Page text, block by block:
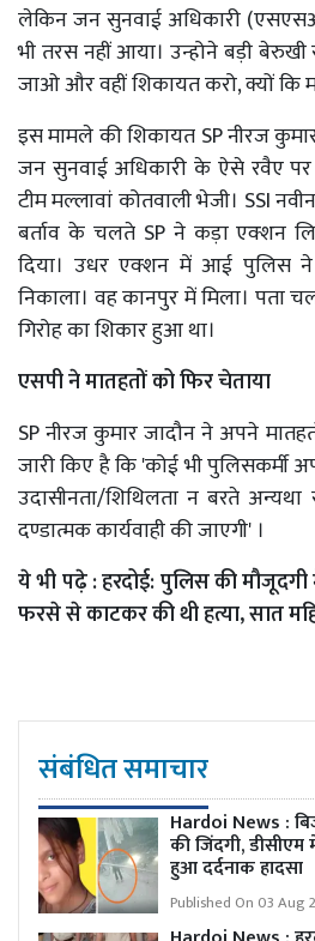
लेकिन जन सुनवाई अधिकारी
भी तरस नहीं आया। उन्होने बड़ी
जाओ और वहीं शिकायत करो, क्यों कि
इस मामले की शिकायत SP नीरज
जन सुनवाई अधिकारी के ऐसे रवैए
टीम मल्लावां कोतवाली भेजी। SSI
बर्ताव के चलते SP ने कड़ा एक्शन
दिया। उधर एक्शन में आई पुलिस
निकाला। वह कानपुर में मिला। पता
गिरोह का शिकार हुआ था।
एसपी ने मातहतों को फिर चेताया
SP नीरज कुमार जादौन ने अपने
जारी किए है कि 'कोई भी पुलिसकर्मी
उदासीनता/शिथिलता न बरते
दण्डात्मक कार्यवाही की जाएगी' ।
ये भी पढ़े :हरदोई: पुलिस की
फरसे से काटकर की थी हत्या, सात
संबंधित समाचार
Hardoi News :
की जिंदगी,
हुआ दर्दनाक हादसा
Published On 03 Aug